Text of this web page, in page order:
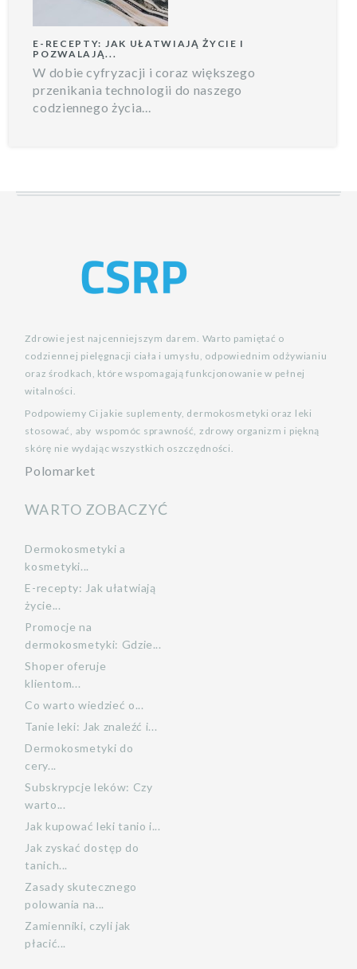
E-RECEPTY: JAK UŁATWIAJĄ ŻYCIE I
POZWALAJĄ...
W dobie cyfryzacji i coraz większego
przenikania technologii do naszego
codziennego życia...
Zdrowie jest najcenniejszym darem. Warto pamiętać o
codziennej pielęgnacji ciała i umysłu, odpowiednim odżywianiu
oraz środkach, które wspomagają funkcjonowanie w pełnej
witalności.
Podpowiemy Ci jakie suplementy, dermokosmetyki oraz leki
stosować, aby wspomóc sprawność, zdrowy organizm i piękną
skórę nie wydając wszystkich oszczędności.
Polomarket
WARTO ZOBACZYĆ
Dermokosmetyki a
kosmetyki...
E-recepty: Jak ułatwiają
życie...
Promocje na
dermokosmetyki: Gdzie...
Shoper oferuje
klientom...
Co warto wiedzieć o...
Tanie leki: Jak znaleźć i...
Dermokosmetyki do
cery...
Subskrypcje leków: Czy
warto...
Jak kupować leki tanio i...
Jak zyskać dostęp do
tanich...
Zasady skutecznego
polowania na...
Zamienniki, czyli jak
płacić...